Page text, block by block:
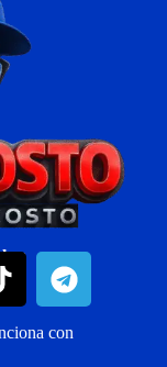
con